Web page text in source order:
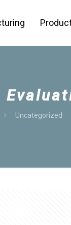
Uncategorized